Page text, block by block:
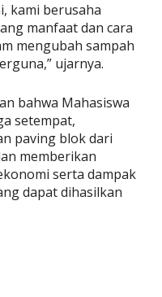
kami berusaha
manfaat dan cara
mengubah sampah
ujarnya.
bahwa Mahasiswa
setempat,
paving blok dari
memberikan
serta dampak
dapat dihasilkan